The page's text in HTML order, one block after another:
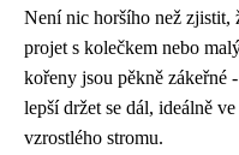
Není nic horšího než zjistit,
projet s kolečkem nebo
kořeny jsou pěkně zákeřné
lepší držet se dál, ideálně
vzrostlého stromu.